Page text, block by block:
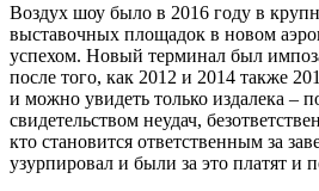
Воздух шоу было в 2016 году в
выставочных площадок в новом
успехом. Новый терминал был
после того, как 2012 и 2014 также
и можно увидеть только издалека –
свидетельством неудач,
кто становится ответственным за
узурпировал и были за это платят и